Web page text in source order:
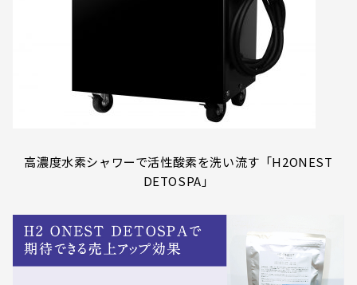
高濃度水素シャワーで活性酸素を洗い流す「H2ONEST
DETOSPA」